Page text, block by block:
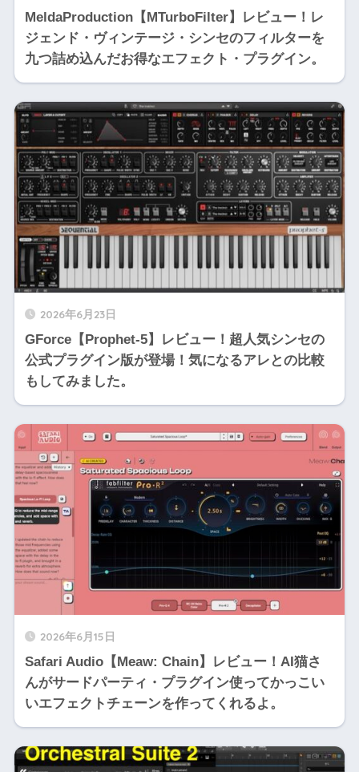
MeldaProduction【MTurboFilter】レビュー！レ
ジェンド・ヴィンテージ・シンセのフィルターを
九つ詰め込んだお得なエフェクト・プラグイン。
2026年6月23日
GForce【Prophet-5】レビュー！超人気シンセの
公式プラグイン版が登場！気になるアレとの比較
もしてみました。
2026年6月15日
Safari Audio【Meaw: Chain】レビュー！AI猫さ
んがサードパーティ・プラグイン使ってかっこい
いエフェクトチェーンを作ってくれるよ。